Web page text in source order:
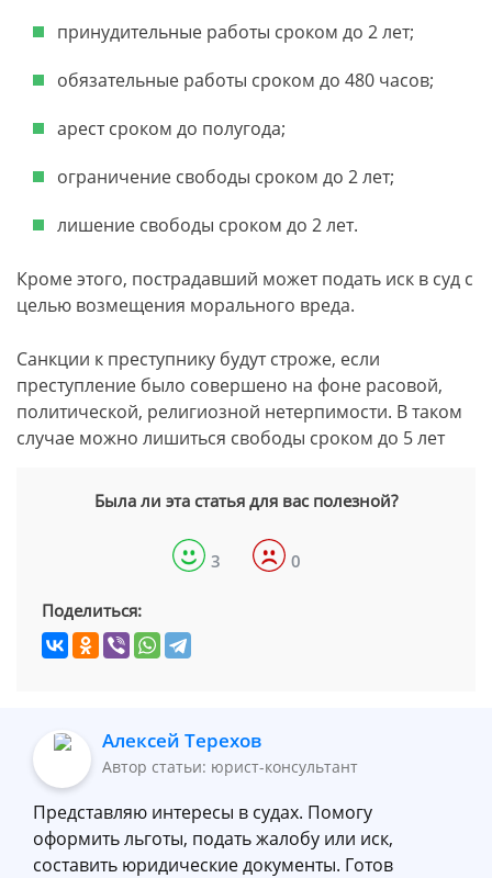
принудительные работы сроком до 2 лет;
обязательные работы сроком до 480 часов;
арест сроком до полугода;
ограничение свободы сроком до 2 лет;
лишение свободы сроком до 2 лет.
Кроме этого, пострадавший может подать иск в суд с
целью возмещения морального вреда.
Санкции к преступнику будут строже, если
преступление было совершено на фоне расовой,
политической, религиозной нетерпимости. В таком
случае можно лишиться свободы сроком до 5 лет
Была ли эта статья для вас полезной?
3 0
Поделиться:
Алексей Терехов
Автор статьи: юрист-консультант
Представляю интересы в судах. Помогу
оформить льготы, подать жалобу или иск,
составить юридические документы. Готов